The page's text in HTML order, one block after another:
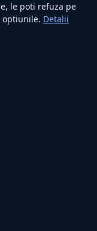
le poti refuza pe
optiunile. Detalii